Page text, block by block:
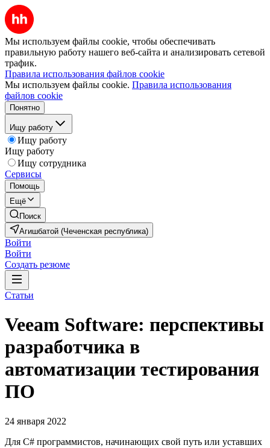
Мы используем файлы cookie, чтобы обеспечивать
правильную работу нашего веб-сайта и анализировать сетевой
трафик.
Правила использования файлов cookie
Мы используем файлы cookie. Правила использования
файлов cookie
Понятно
Ищу работу
Ищу работу
Ищу работу
Ищу сотрудника
Сервисы
Помощь
Ещё
Поиск
Агишбатой (Чеченская республика)
Войти
Войти
Создать резюме
Статьи
Veeam Software: перспективы
разработчика в
автоматизации тестирования
ПО
24 января 2022
Для C# программистов, начинающих свой путь или уставших